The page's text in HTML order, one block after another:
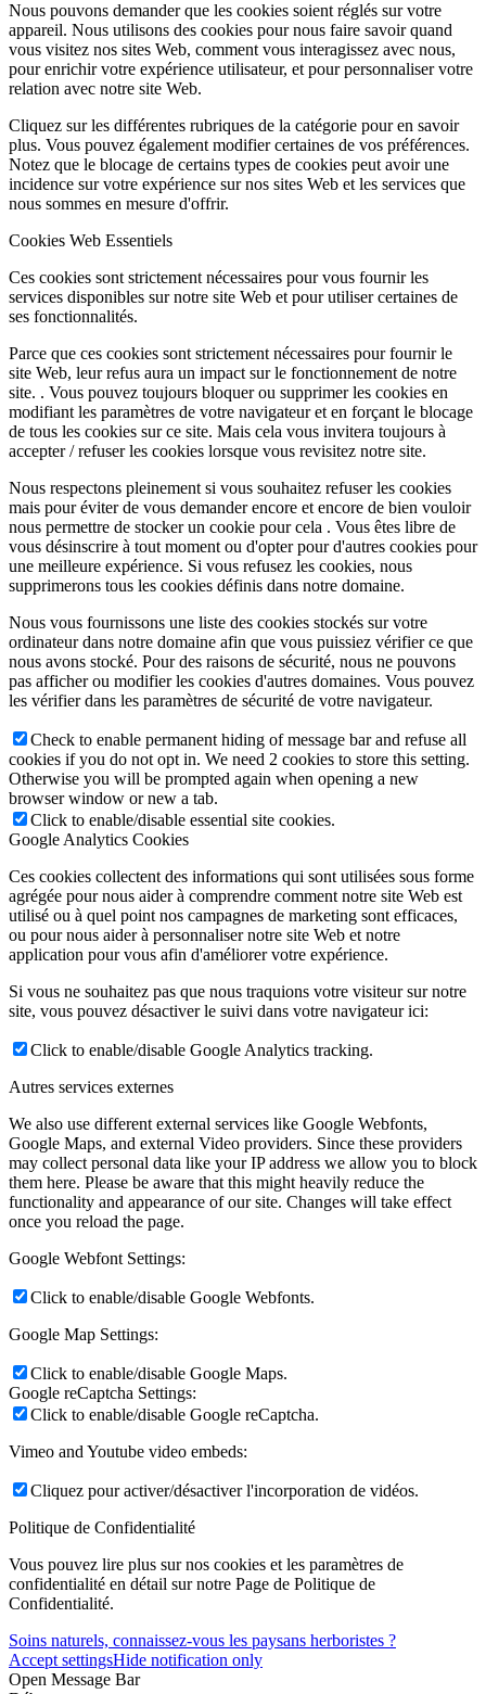
Nous pouvons demander que les cookies soient réglés sur votre
appareil. Nous utilisons des cookies pour nous faire savoir quand
vous visitez nos sites Web, comment vous interagissez avec nous,
pour enrichir votre expérience utilisateur, et pour personnaliser votre
relation avec notre site Web.
Cliquez sur les différentes rubriques de la catégorie pour en savoir
plus. Vous pouvez également modifier certaines de vos préférences.
Notez que le blocage de certains types de cookies peut avoir une
incidence sur votre expérience sur nos sites Web et les services que
nous sommes en mesure d'offrir.
Cookies Web Essentiels
Ces cookies sont strictement nécessaires pour vous fournir les
services disponibles sur notre site Web et pour utiliser certaines de
ses fonctionnalités.
Parce que ces cookies sont strictement nécessaires pour fournir le
site Web, leur refus aura un impact sur le fonctionnement de notre
site. . Vous pouvez toujours bloquer ou supprimer les cookies en
modifiant les paramètres de votre navigateur et en forçant le blocage
de tous les cookies sur ce site. Mais cela vous invitera toujours à
accepter / refuser les cookies lorsque vous revisitez notre site.
Nous respectons pleinement si vous souhaitez refuser les cookies
mais pour éviter de vous demander encore et encore de bien vouloir
nous permettre de stocker un cookie pour cela . Vous êtes libre de
vous désinscrire à tout moment ou d'opter pour d'autres cookies pour
une meilleure expérience. Si vous refusez les cookies, nous
supprimerons tous les cookies définis dans notre domaine.
Nous vous fournissons une liste des cookies stockés sur votre
ordinateur dans notre domaine afin que vous puissiez vérifier ce que
nous avons stocké. Pour des raisons de sécurité, nous ne pouvons
pas afficher ou modifier les cookies d'autres domaines. Vous pouvez
les vérifier dans les paramètres de sécurité de votre navigateur.
Check to enable permanent hiding of message bar and refuse all
cookies if you do not opt in. We need 2 cookies to store this setting.
Otherwise you will be prompted again when opening a new
browser window or new a tab.
Click to enable/disable essential site cookies.
Google Analytics Cookies
Ces cookies collectent des informations qui sont utilisées sous forme
agrégée pour nous aider à comprendre comment notre site Web est
utilisé ou à quel point nos campagnes de marketing sont efficaces,
ou pour nous aider à personnaliser notre site Web et notre
application pour vous afin d'améliorer votre expérience.
Si vous ne souhaitez pas que nous traquions votre visiteur sur notre
site, vous pouvez désactiver le suivi dans votre navigateur ici:
Click to enable/disable Google Analytics tracking.
Autres services externes
We also use different external services like Google Webfonts,
Google Maps, and external Video providers. Since these providers
may collect personal data like your IP address we allow you to block
them here. Please be aware that this might heavily reduce the
functionality and appearance of our site. Changes will take effect
once you reload the page.
Google Webfont Settings:
Click to enable/disable Google Webfonts.
Google Map Settings:
Click to enable/disable Google Maps.
Google reCaptcha Settings:
Click to enable/disable Google reCaptcha.
Vimeo and Youtube video embeds:
Cliquez pour activer/désactiver l'incorporation de vidéos.
Politique de Confidentialité
Vous pouvez lire plus sur nos cookies et les paramètres de
confidentialité en détail sur notre Page de Politique de
Confidentialité.
Soins naturels, connaissez-vous les paysans herboristes ?
Accept settingsHide notification only
Open Message Bar